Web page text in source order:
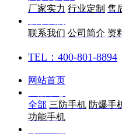
厂家实力 行业定制 售
联系我们 公司简介 资
TEL：400-801-8894
网站首页
全部 三防手机 防爆手
功能手机